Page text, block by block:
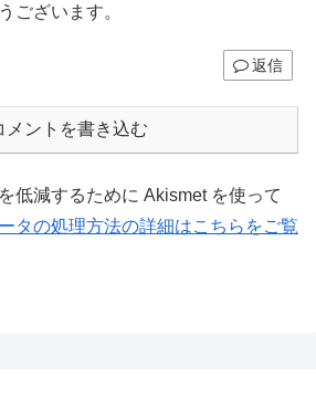
ございます。
返信
メントを書き込む
低減するために Akismet を使って
タの処理方法の詳細はこちらをご覧